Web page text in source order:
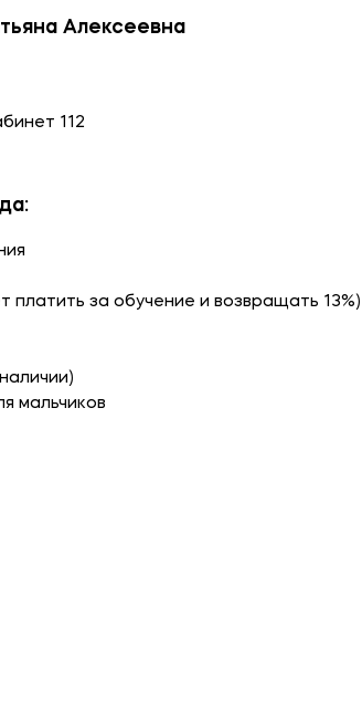
Алексеевна
112
платить за обучение и возвращать 13%)
мальчиков